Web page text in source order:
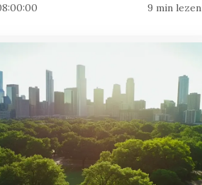
9 min lezen